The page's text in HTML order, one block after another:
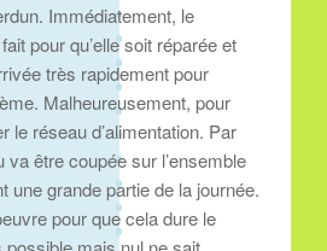
Immédiatement, le
pour qu’elle soit réparée et
très rapidement pour
Malheureusement, pour
le réseau d’alimentation. Par
va être coupée sur l’ensemble
une grande partie de la journée.
pour que cela dure le